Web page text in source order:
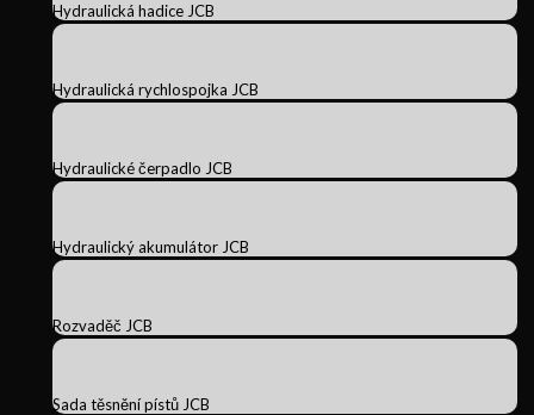
Hydraulická hadice JCB
Hydraulická rychlospojka JCB
Hydraulické čerpadlo JCB
Hydraulický akumulátor JCB
Rozvaděč JCB
Sada těsnění pístů JCB